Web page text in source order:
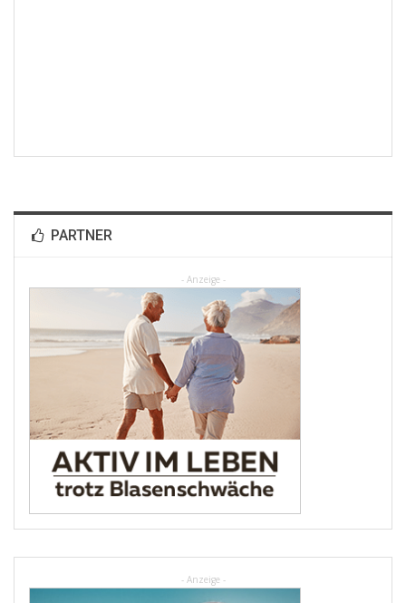
PARTNER
- Anzeige -
- Anzeige -